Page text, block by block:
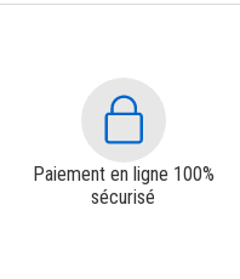
Paiement en ligne 100%
sécurisé